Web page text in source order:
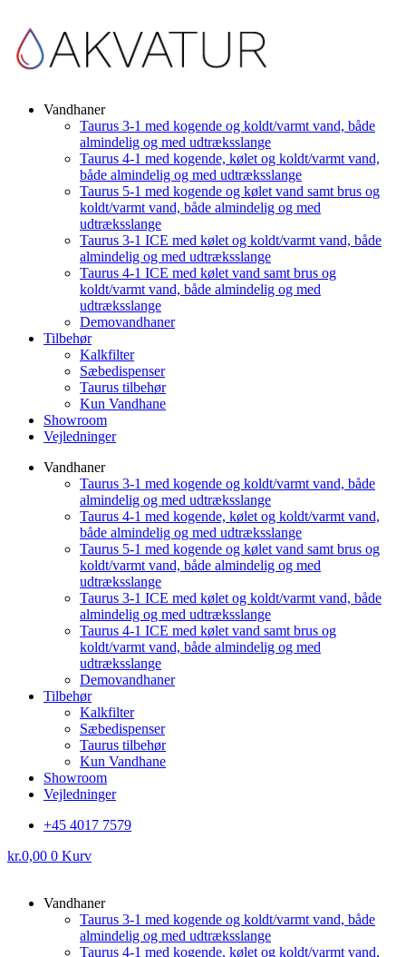
Vandhaner
Taurus 3-1 med kogende og koldt/varmt vand, både
almindelig og med udtræksslange
Taurus 4-1 med kogende, kølet og koldt/varmt vand,
både almindelig og med udtræksslange
Taurus 5-1 med kogende og kølet vand samt brus og
koldt/varmt vand, både almindelig og med
udtræksslange
Taurus 3-1 ICE med kølet og koldt/varmt vand, både
almindelig og med udtræksslange
Taurus 4-1 ICE med kølet vand samt brus og
koldt/varmt vand, både almindelig og med
udtræksslange
Demovandhaner
Tilbehør
Kalkfilter
Sæbedispenser
Taurus tilbehør
Kun Vandhane
Showroom
Vejledninger
Vandhaner
Taurus 3-1 med kogende og koldt/varmt vand, både
almindelig og med udtræksslange
Taurus 4-1 med kogende, kølet og koldt/varmt vand,
både almindelig og med udtræksslange
Taurus 5-1 med kogende og kølet vand samt brus og
koldt/varmt vand, både almindelig og med
udtræksslange
Taurus 3-1 ICE med kølet og koldt/varmt vand, både
almindelig og med udtræksslange
Taurus 4-1 ICE med kølet vand samt brus og
koldt/varmt vand, både almindelig og med
udtræksslange
Demovandhaner
Tilbehør
Kalkfilter
Sæbedispenser
Taurus tilbehør
Kun Vandhane
Showroom
Vejledninger
+45 4017 7579
kr.0,00 0 Kurv
Vandhaner
Taurus 3-1 med kogende og koldt/varmt vand, både
almindelig og med udtræksslange
Taurus 4-1 med kogende, kølet og koldt/varmt vand,